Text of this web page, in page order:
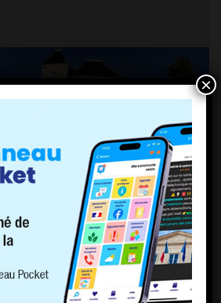
les archives du blogMairie de Charnoz
×